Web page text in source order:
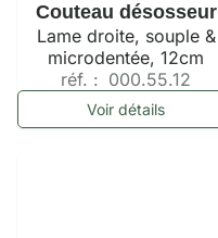
Couteau désosseur
Lame droite, souple &
microdentée, 12cm
réf. : 000.55.12
Voir détails